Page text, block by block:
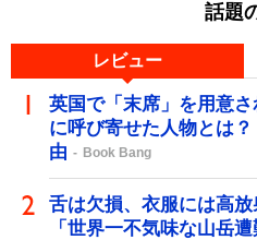
話題
レビュー
英国で「末席」を用意さ
に呼び寄せた人物とは
由
Book Bang
舌は欠損、衣服には高
「世界一不気味な山岳